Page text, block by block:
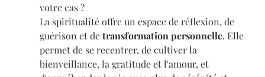
votre cas ?
La spiritualité offre un espace de réflexion, de
guérison et de transformation personnelle. Elle
permet de se recentrer, de cultiver la
bienveillance, la gratitude et l'amour, et